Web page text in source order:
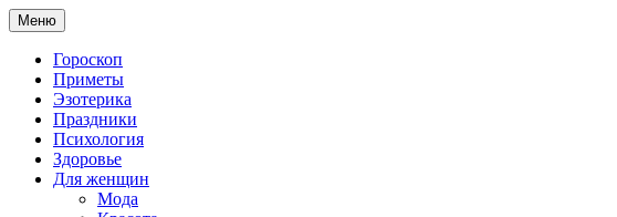
Меню
Гороскоп
Приметы
Эзотерика
Праздники
Психология
Здоровье
Для женщин
Мода